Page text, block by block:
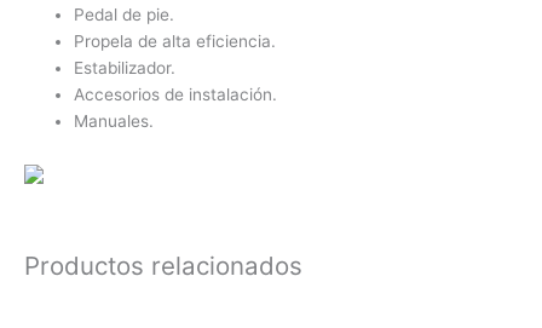
Pedal de pie.
Propela de alta eficiencia.
Estabilizador.
Accesorios de instalación.
Manuales.
Productos relacionados